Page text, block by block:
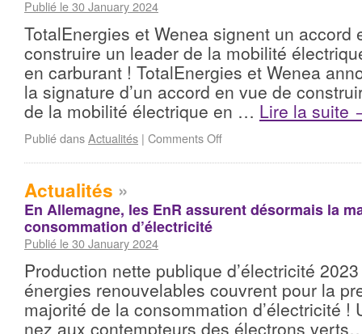
Publié le 30 January 2024
TotalEnergies et Wenea signent un accord
construire un leader de la mobilité
en carburant ! TotalEnergies et Wenea
la signature d’un accord en vue de
de la mobilité électrique en … Lire la suite
Publié dansActualités | Comments Off
Actualités »
En Allemagne, les EnR assurent désormais la
consommation d’électricité
Publié le 30 January 2024
Production nette publique d’électricité
énergies renouvelables couvrent pour la
majorité de la consommation d’électricité !
nez aux contempteurs des électrons